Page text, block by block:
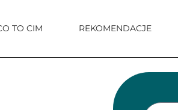
TO CIM REKOMENDACJE